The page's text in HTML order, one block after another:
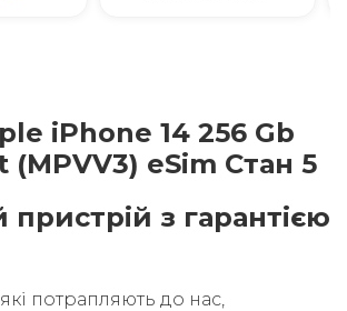
iPhone 14 256 Gb
eSim Стан 5
пристрій з гарантією
потрапляють до нас,